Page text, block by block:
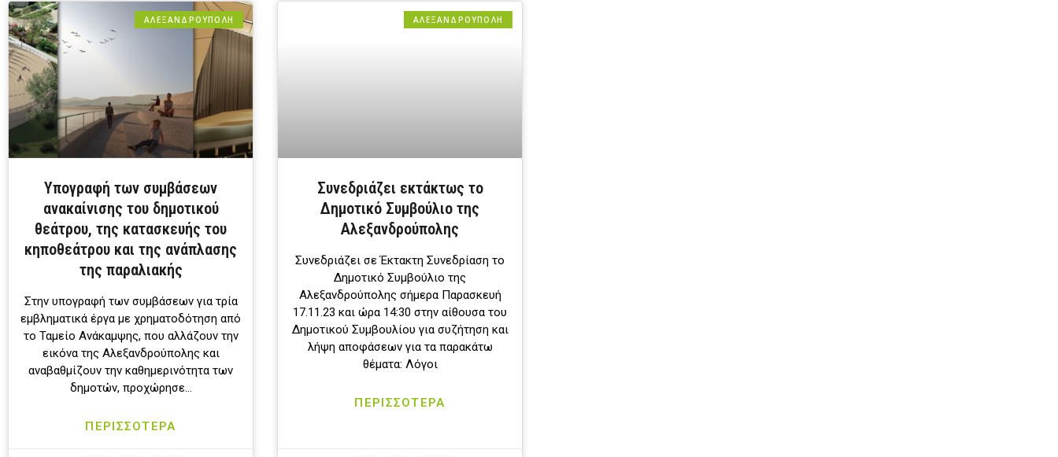
ΑΛΕΞΑΝΔΡΟΎΠΟΛΗ
Υπογραφή των συμβάσεων
ανακαίνισης του δημοτικού
θεάτρου, της κατασκευής του
κηποθεάτρου και της ανάπλασης
της παραλιακής
Στην υπογραφή των συμβάσεων για τρία
εμβληματικά έργα με χρηματοδότηση από
το Ταμείο Ανάκαμψης, που αλλάζουν την
εικόνα της Αλεξανδρούπολης και
αναβαθμίζουν την καθημερινότητα των
δημοτών, προχώρησε…
ΠΕΡΙΣΣΟΤΕΡΑ
ΑΛΕΞΑΝΔΡΟΎΠΟΛΗ
Συνεδριάζει εκτάκτως το
Δημοτικό Συμβούλιο της
Αλεξανδρούπολης
Συνεδριάζει σε Έκτακτη Συνεδρίαση το
Δημοτικό Συμβούλιο της
Αλεξανδρούπολης σήμερα Παρασκευή
17.11.23 και ώρα 14:30 στην αίθουσα του
Δημοτικού Συμβουλίου για συζήτηση και
λήψη αποφάσεων για τα παρακάτω
θέματα: Λόγοι
ΠΕΡΙΣΣΟΤΕΡΑ